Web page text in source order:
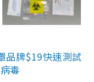
品牌$19快速測試
毒